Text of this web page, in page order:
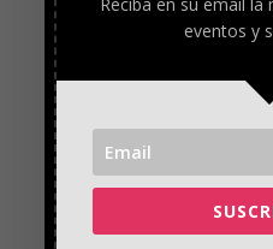
eventos y